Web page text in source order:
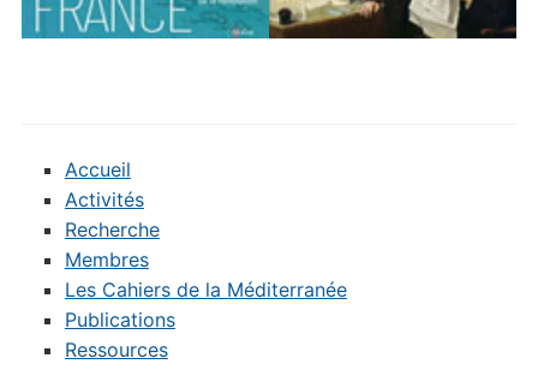
Accueil
Activités
Recherche
Membres
Les Cahiers de la Méditerranée
Publications
Ressources